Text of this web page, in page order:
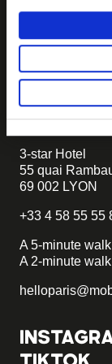
If you want to
project, we will
FIND
3-star Hotel
55 quai
69 002 LYON
+33 4 58 55 55
A 5-minute
A 2-minute